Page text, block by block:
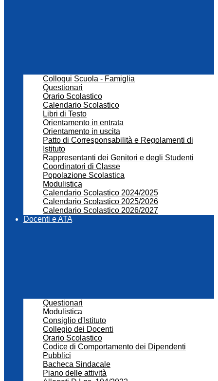
Colloqui Scuola - Famiglia
Questionari
Orario Scolastico
Calendario Scolastico
Libri di Testo
Orientamento in entrata
Orientamento in uscita
Patto di Corresponsabilità e Regolamenti di
Istituto
Rappresentanti dei Genitori e degli Studenti
Coordinatori di Classe
Popolazione Scolastica
Modulistica
Calendario Scolastico 2024/2025
Calendario Scolastico 2025/2026
Calendario Scolastico 2026/2027
Docenti e ATA
Questionari
Modulistica
Consiglio d'Istituto
Collegio dei Docenti
Orario Scolastico
Codice di Comportamento dei Dipendenti
Pubblici
Bacheca Sindacale
Piano delle attività